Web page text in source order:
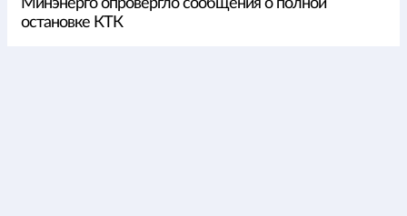
Минэнерго опровергло сообщения о полной
остановке КТК